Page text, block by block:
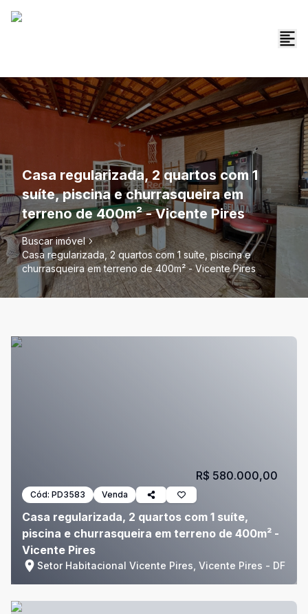
Casa regularizada, 2 quartos com 1
suíte, piscina e churrasqueira em
terreno de 400m² - Vicente Pires
Buscar imóvel
Casa regularizada, 2 quartos com 1 suíte, piscina e
churrasqueira em terreno de 400m² - Vicente Pires
Cód: PD3583 Venda
Casa regularizada, 2 quartos com 1 suíte,
piscina e churrasqueira em terreno de 400m² -
Vicente Pires
Setor Habitacional Vicente Pires, Vicente Pires - DF
R$ 580.000,00